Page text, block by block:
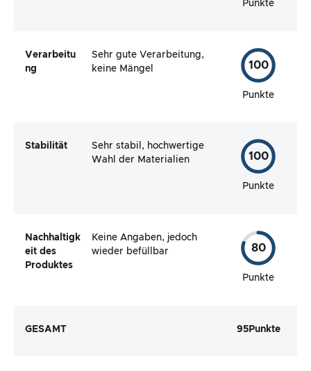
Punkte
Verarbeitu
ng
Sehr gute Verarbeitung,
keine Mängel
100
Punkte
Stabilität
Sehr stabil, hochwertige
Wahl der Materialien
100
Punkte
Nachhaltigk
eit des
Produktes
Keine Angaben, jedoch
wieder befüllbar
80
Punkte
GESAMT 95Punkte